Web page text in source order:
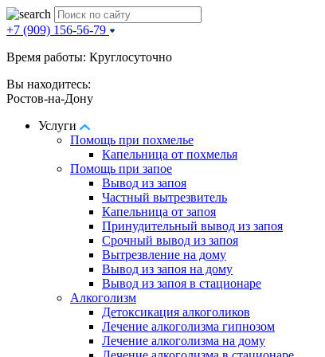
+7 (909) 156-56-79
Время работы: Круглосуточно
Вы находитесь:
Ростов-на-Дону
Услуги
Помощь при похмелье
Капельница от похмелья
Помощь при запое
Вывод из запоя
Частный вытрезвитель
Капельница от запоя
Принудительный вывод из запоя
Срочный вывод из запоя
Вытрезвление на дому
Вывод из запоя на дому
Вывод из запоя в стационаре
Алкоголизм
Детоксикация алкоголиков
Лечение алкоголизма гипнозом
Лечение алкоголизма на дому